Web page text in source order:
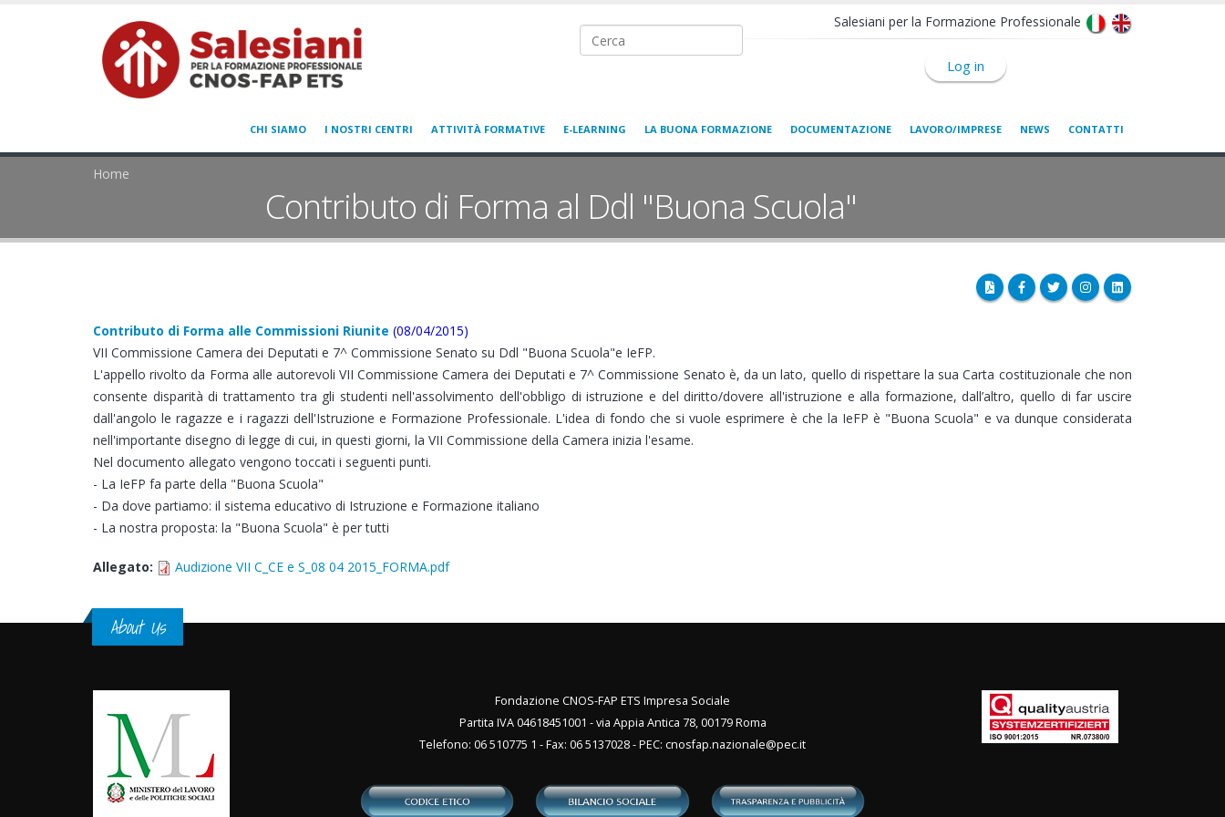
Salesiani per la Formazione Professionale
Log in
Ricerca nel sito
CHI SIAMO I NOSTRI CENTRI ATTIVITÀ FORMATIVE E-LEARNING LA BUONA FORMAZIONE DOCUMENTAZIONE LAVORO/IMPRESE NEWS CONTATTI
Home
Contributo di Forma al Ddl "Buona Scuola"
Contributo di Forma alle Commissioni Riunite (08/04/2015)
VII Commissione Camera dei Deputati e 7^ Commissione Senato su Ddl "Buona Scuola"e IeFP.
L'appello rivolto da Forma alle autorevoli VII Commissione Camera dei Deputati e 7^ Commissione Senato è, da un lato, quello di rispettare la sua Carta costituzionale che non
consente disparità di trattamento tra gli studenti nell'assolvimento dell'obbligo di istruzione e del diritto/dovere all'istruzione e alla formazione, dall’altro, quello di far uscire
dall'angolo le ragazze e i ragazzi dell'Istruzione e Formazione Professionale. L'idea di fondo che si vuole esprimere è che la IeFP è "Buona Scuola" e va dunque considerata
nell'importante disegno di legge di cui, in questi giorni, la VII Commissione della Camera inizia l'esame.
Nel documento allegato vengono toccati i seguenti punti.
- La IeFP fa parte della "Buona Scuola"
- Da dove partiamo: il sistema educativo di Istruzione e Formazione italiano
- La nostra proposta: la "Buona Scuola" è per tutti
Allegato: Audizione VII C_CE e S_08 04 2015_FORMA.pdf
About Us
Fondazione CNOS-FAP ETS Impresa Sociale
Partita IVA 04618451001 - via Appia Antica 78, 00179 Roma
Telefono: 06 510775 1 - Fax: 06 5137028 - PEC: cnosfap.nazionale@pec.it